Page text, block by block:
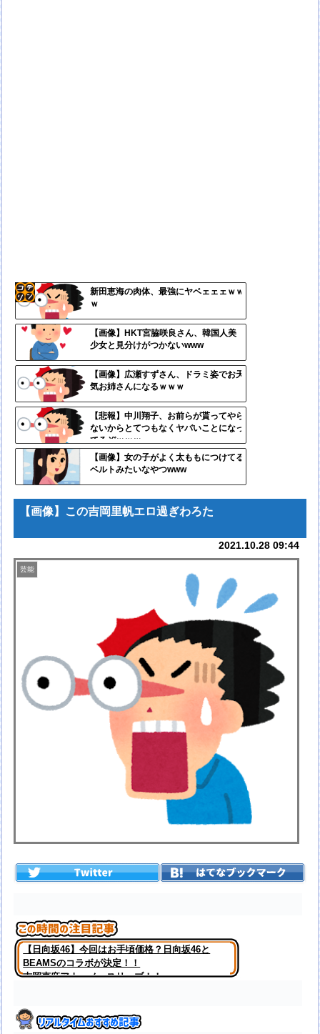
新田恵海の肉体、最強にヤベェェェｗｗ
ｗ
【画像】HKT宮脇咲良さん、韓国人美
少女と見分けがつかないwww
【画像】広瀬すずさん、ドラミ姿でお天
気お姉さんになるｗｗｗ
【悲報】中川翔子、お前らが貰ってやら
ないからとてつもなくヤバいことになっ
てるぞｗｗｗ
【画像】女の子がよく太ももにつけてる
ベルトみたいなやつwww
リン
ンク
更新
ツー
【画像】この吉岡里帆エロ過ぎわろた
2021.10.28 09:44
芸能
【日向坂46】今回はお手頃価格？日向坂46と
BEAMSのコラボが決定！！
吉岡恵麻アナ ノースリーブ！！